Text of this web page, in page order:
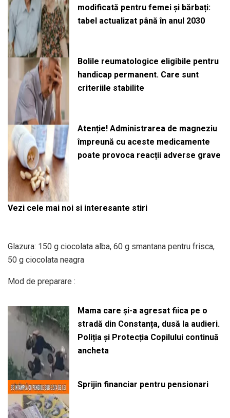
modificată pentru femei și bărbați:
tabel actualizat până în anul 2030
Bolile reumatologice eligibile pentru
handicap permanent. Care sunt
criteriile stabilite
Atenție! Administrarea de magneziu
împreună cu aceste medicamente
poate provoca reacții adverse grave
Vezi cele mai noi si interesante stiri
Glazura: 150 g ciocolata alba, 60 g smantana pentru frisca,
50 g ciocolata neagra
Mod de preparare :
Mama care și-a agresat fiica pe o
stradă din Constanța, dusă la audieri.
Poliția și Protecția Copilului continuă
ancheta
Sprijin financiar pentru pensionari